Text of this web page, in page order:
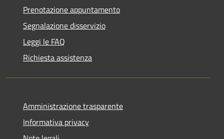
Prenotazione appuntamento
Segnalazione disservizio
Leggi le FAQ
Richiesta assistenza
Amministrazione trasparente
Informativa privacy